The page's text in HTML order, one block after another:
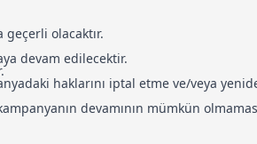
olacaktır.
devam edilecektir.
haklarını iptal etme ve/veya
devamının mümkün